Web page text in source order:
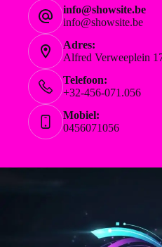
info@showsite.be
info@showsite.be
Adres:
Alfred Verweeplein
Telefoon:
+32-456-071.056
Mobiel:
0456071056